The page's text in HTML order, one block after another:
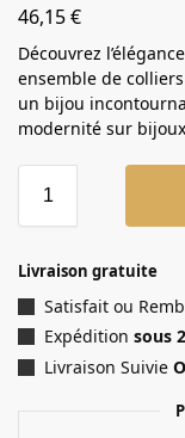
46,15€
Découvrez
ensemble de
un bijou
modernité sur
Livraison gratuite
Satisfait ou
Expédition sous
Livraison Suivie